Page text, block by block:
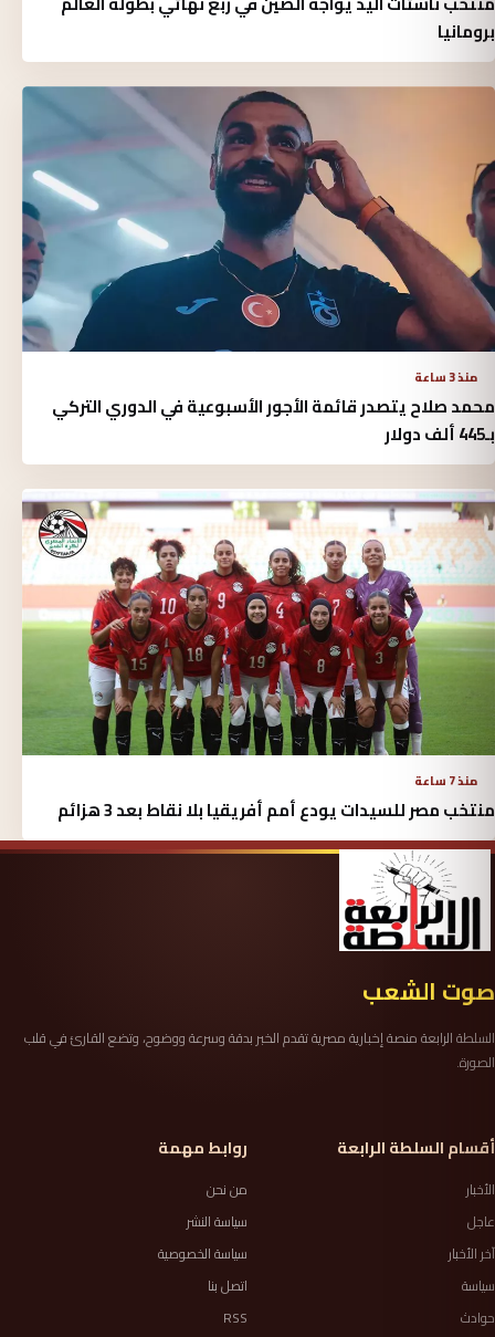
برومانيا
منذ 3 ساعة
محمد صلاح يتصدر قائمة الأجور الأسبوعية في الدوري التركي
بـ445 ألف دولار
منذ 7 ساعة
منتخب مصر للسيدات يودع أمم أفريقيا بلا نقاط بعد 3 هزائم
صوت الشعب
السلطة الرابعة منصة إخبارية مصرية تقدم الخبر بدقة وسرعة ووضوح، وتضع القارئ في قلب
الصورة.
أقسام السلطة الرابعة
الأخبار
عاجل
آخر الأخبار
سياسة
حوادث
روابط مهمة
من نحن
سياسة النشر
سياسة الخصوصية
اتصل بنا
RSS